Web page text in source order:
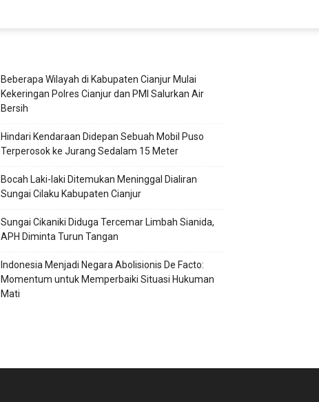
Beberapa Wilayah di Kabupaten Cianjur Mulai
Kekeringan Polres Cianjur dan PMI Salurkan Air
Bersih
Hindari Kendaraan Didepan Sebuah Mobil Puso
Terperosok ke Jurang Sedalam 15 Meter
Bocah Laki-laki Ditemukan Meninggal Dialiran
Sungai Cilaku Kabupaten Cianjur
Sungai Cikaniki Diduga Tercemar Limbah Sianida,
APH Diminta Turun Tangan
‎Indonesia Menjadi Negara Abolisionis De Facto:
Momentum untuk Memperbaiki Situasi Hukuman
Mati